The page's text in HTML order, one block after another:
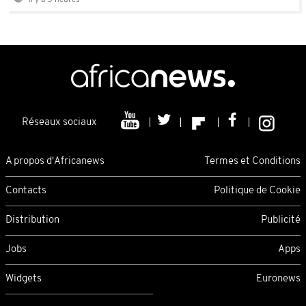
Réseaux sociaux
A propos d'Africanews Termes et Conditions
Contacts Politique de Cookie
Distribution Publicité
Jobs Apps
Widgets Euronews